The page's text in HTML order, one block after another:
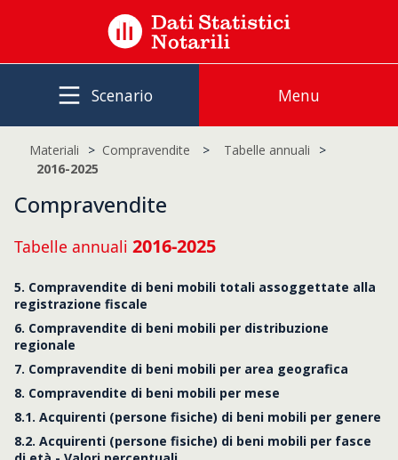
Scenario Menu
Materiali Compravendite
Tabelle annuali
2016-2025
Compravendite
Tabelle annuali 2016-2025
5. Compravendite di beni mobili totali assoggettate alla
registrazione fiscale
6. Compravendite di beni mobili per distribuzione
regionale
7. Compravendite di beni mobili per area geografica
8. Compravendite di beni mobili per mese
8.1. Acquirenti (persone fisiche) di beni mobili per genere
8.2. Acquirenti (persone fisiche) di beni mobili per fasce